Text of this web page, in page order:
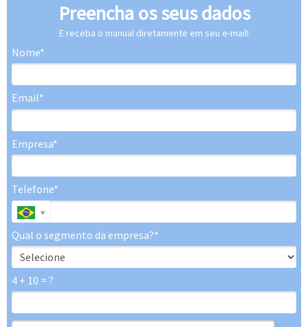
Preencha os seus dados
E receba o manual diretamente em seu e-mail!
Nome*
Email*
Empresa*
Telefone*
Qual o segmento da empresa?*
4 + 10 = ?